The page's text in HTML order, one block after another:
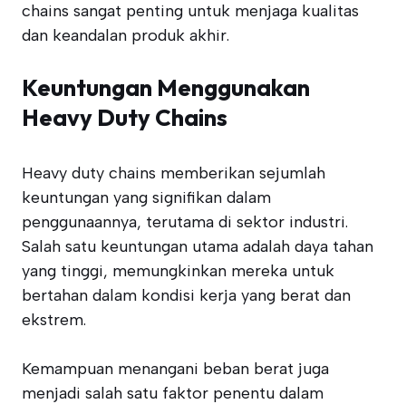
chains sangat penting untuk menjaga kualitas
dan keandalan produk akhir.
Keuntungan Menggunakan
Heavy Duty Chains
Heavy duty chains memberikan sejumlah
keuntungan yang signifikan dalam
penggunaannya, terutama di sektor industri.
Salah satu keuntungan utama adalah daya tahan
yang tinggi, memungkinkan mereka untuk
bertahan dalam kondisi kerja yang berat dan
ekstrem.
Kemampuan menangani beban berat juga
menjadi salah satu faktor penentu dalam